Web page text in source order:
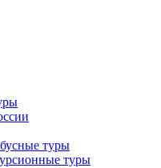
туры
туры